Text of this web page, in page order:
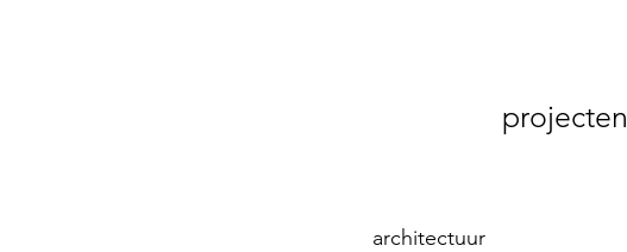
projecten
architectuur